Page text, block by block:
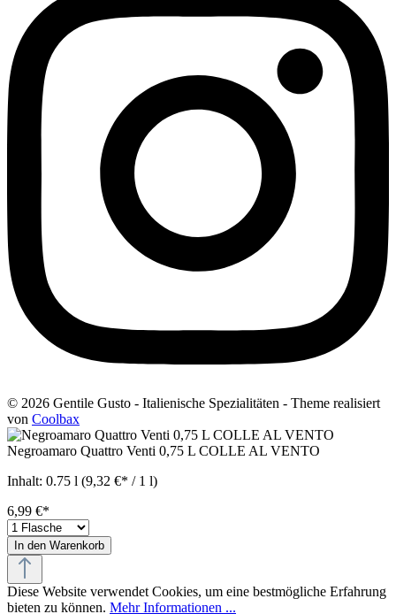
© 2026 Gentile Gusto - Italienische Spezialitäten - Theme realisiert
von Coolbax
Negroamaro Quattro Venti 0,75 L COLLE AL VENTO
Inhalt: 0.75 l (9,32 €* / 1 l)
6,99 €*
In den Warenkorb
Diese Website verwendet Cookies, um eine bestmögliche Erfahrung
bieten zu können. Mehr Informationen ...